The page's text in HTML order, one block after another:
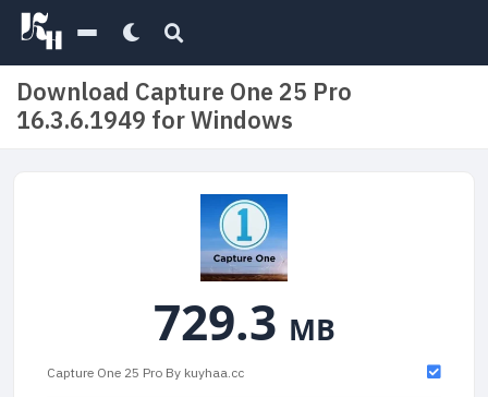
Download Capture One 25 Pro
16.3.6.1949 for Windows
729.3 MB
Capture One 25 Pro By kuyhaa.cc